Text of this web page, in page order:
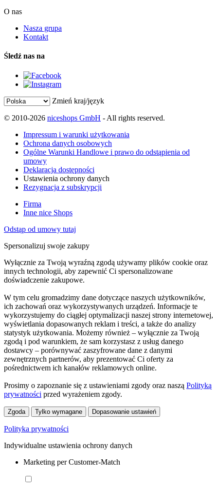
O nas
Nasza grupa
Kontakt
Śledź nas na
Zmień kraj/język
© 2010-2026 niceshops GmbH - All rights reserved.
Impressum i warunki użytkowania
Ochrona danych osobowych
Ogólne Warunki Handlowe i prawo do odstąpienia od
umowy
Deklaracja dostępności
Ustawienia ochrony danych
Rezygnacja z subskrypcji
Firma
Inne nice Shops
Odstąp od umowy tutaj
Spersonalizuj swoje zakupy
Wyłącznie za Twoją wyraźną zgodą używamy plików cookie oraz
innych technologii, aby zapewnić Ci spersonalizowane
doświadczenie zakupowe.
W tym celu gromadzimy dane dotyczące naszych użytkowników,
ich zachowań oraz wykorzystywanych urządzeń. Informacje te
wykorzystujemy do ciągłej optymalizacji naszej strony internetowej,
wyświetlania dopasowanych reklam i treści, a także do analizy
statystyk użytkowania. Możemy również – wyłącznie za Twoją
zgodą i pod warunkiem, że sam korzystasz z usług danego
dostawcy – porównywać zaszyfrowane dane z danymi
zewnętrznych partnerów, aby prezentować Ci oferty za
pośrednictwem ich kanałów reklamowych online.
Prosimy o zapoznanie się z ustawieniami zgody oraz naszą Polityką
prywatności przed wyrażeniem zgody.
Zgoda Tylko wymagane Dopasowanie ustawień
Polityka prywatności
Indywidualne ustawienia ochrony danych
Marketing per Customer-Match